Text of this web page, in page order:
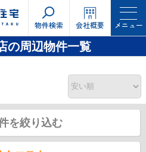
物件検索 会社概要 メニュー
の周辺物件一覧
を絞り込む